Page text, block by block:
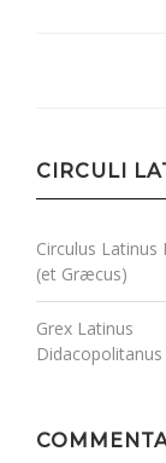
CIRCULI
Circulus Latinus
(et Græcus)
Grex Latinus
Didacopolitanus